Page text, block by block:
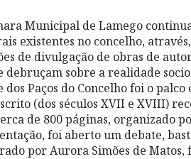
Municipal de Lamego
existentes no concelho,
de divulgação de obras de
debruçam sobre a realidade
dos Paços do Concelho foi o
(dos séculos XVII e XVIII)
de 800 páginas, organizado
foi aberto um debate,
por Aurora Simões de